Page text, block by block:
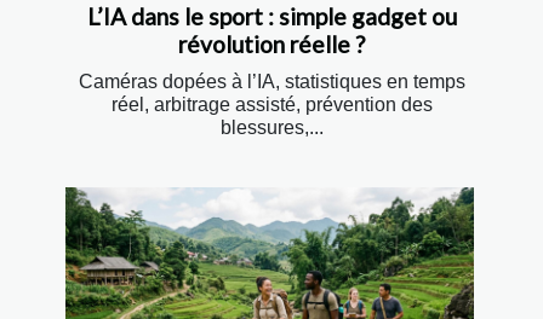
L’IA dans le sport : simple gadget ou
révolution réelle ?
Caméras dopées à l’IA, statistiques en temps
réel, arbitrage assisté, prévention des
blessures,...